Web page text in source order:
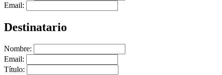
Email:
Destinatario
Nombre:
Email:
Título: